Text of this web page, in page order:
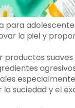
para
la piel y
productos
suciedad y el